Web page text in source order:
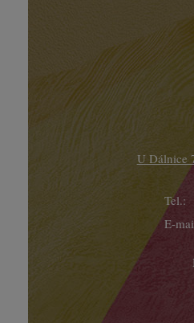
U Dálnice
Tel.:
E-